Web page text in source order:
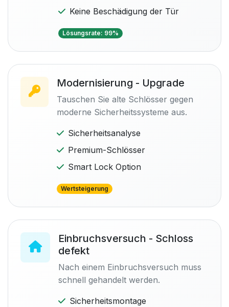
Keine Beschädigung der Tür
Lösungsrate: 99%
Modernisierung - Upgrade
Tauschen Sie alte Schlösser gegen
moderne Sicherheitssysteme aus.
Sicherheitsanalyse
Premium-Schlösser
Smart Lock Option
Wertsteigerung
Einbruchsversuch - Schloss
defekt
Nach einem Einbruchsversuch muss
schnell gehandelt werden.
Sicherheitsmontage